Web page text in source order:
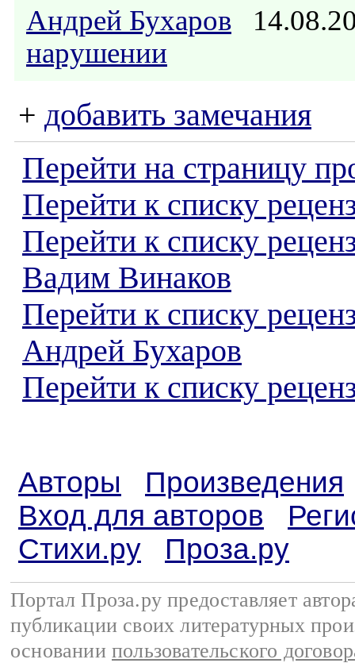
Андрей Бухаров
нарушении
+ добавить замечания
Перейти на страницу
Перейти к списку
Перейти к списку
Вадим Винаков
Перейти к списку
Андрей Бухаров
Перейти к списку
Авторы
Произведения
Вход для авторов
Стихи.ру
Проза.ру
Портал Проза.ру предоставляет
публикации своих литературных
основании пользовательского